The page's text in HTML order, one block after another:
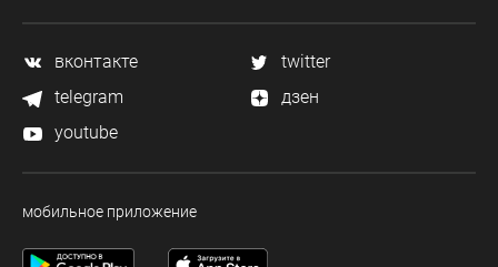
вконтакте
twitter
telegram
дзен
youtube
мобильное приложение